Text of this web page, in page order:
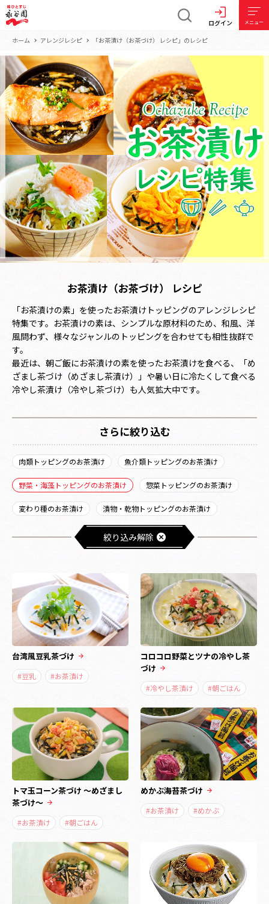
ログイン メニュー
ホーム アレンジレシピ 「お茶漬け（お茶づけ） レシピ」のレシピ
お茶漬け（お茶づけ） レシピ
「お茶漬けの素」を使ったお茶漬けトッピングのアレンジレシピ
特集です。お茶漬けの素は、シンプルな原材料のため、和風、洋
風問わず、様々なジャンルのトッピングを合わせても相性抜群で
す。
最近は、朝ご飯にお茶漬けの素を使ったお茶漬けを食べる、「め
ざまし茶づけ（めざまし茶漬け）」や暑い日に冷たくして食べる
冷やし茶漬け（冷やし茶づけ）も人気拡大中です。
さらに絞り込む
肉類トッピングのお茶漬け 魚介類トッピングのお茶漬け
野菜・海藻トッピングのお茶漬け 惣菜トッピングのお茶漬け
変わり種のお茶漬け 漬物・乾物トッピングのお茶漬け
絞り込み解除
台湾風豆乳茶づけ
#豆乳 #お茶漬け
コロコロ野菜とツナの冷やし茶
づけ
#冷やし茶漬け #朝ごはん
トマ玉コーン茶づけ ～めざまし
茶づけ～
#お茶漬け #朝ごはん
めかぶ海苔茶づけ
#お茶漬け #めかぶ